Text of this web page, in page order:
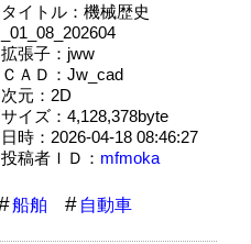
タイトル：機械歴史
_01_08_202604
拡張子：jww
ＣＡＤ：Jw_cad
次元：2D
サイズ：4,128,378byte
日時：2026-04-18 08:46:27
投稿者ＩＤ： mfmoka
船舶 自動車